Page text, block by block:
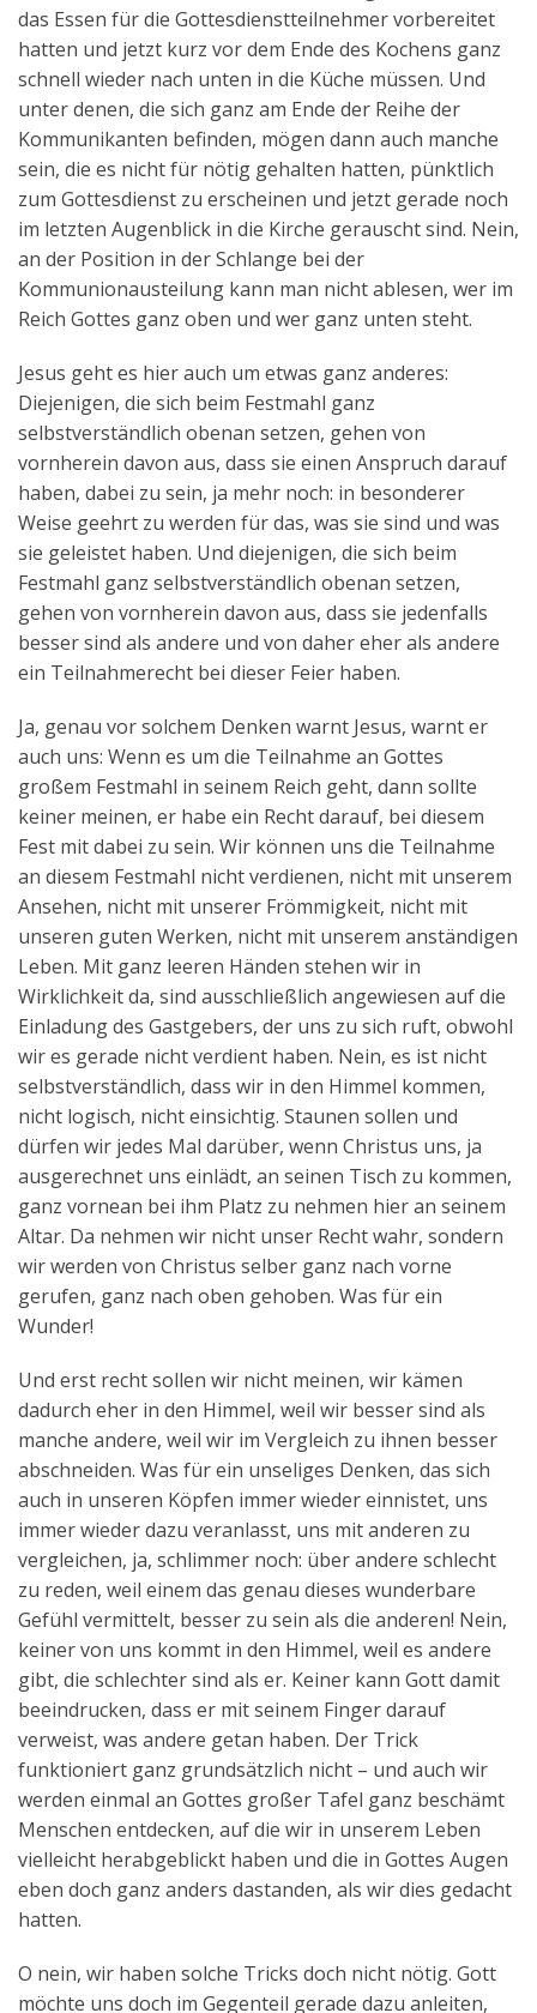
das Essen für die Gottesdienstteilnehmer vorbereitet
hatten und jetzt kurz vor dem Ende des Kochens ganz
schnell wieder nach unten in die Küche müssen. Und
unter denen, die sich ganz am Ende der Reihe der
Kommunikanten befinden, mögen dann auch manche
sein, die es nicht für nötig gehalten hatten, pünktlich
zum Gottesdienst zu erscheinen und jetzt gerade noch
im letzten Augenblick in die Kirche gerauscht sind. Nein,
an der Position in der Schlange bei der
Kommunionausteilung kann man nicht ablesen, wer im
Reich Gottes ganz oben und wer ganz unten steht.
Jesus geht es hier auch um etwas ganz anderes:
Diejenigen, die sich beim Festmahl ganz
selbstverständlich obenan setzen, gehen von
vornherein davon aus, dass sie einen Anspruch darauf
haben, dabei zu sein, ja mehr noch: in besonderer
Weise geehrt zu werden für das, was sie sind und was
sie geleistet haben. Und diejenigen, die sich beim
Festmahl ganz selbstverständlich obenan setzen,
gehen von vornherein davon aus, dass sie jedenfalls
besser sind als andere und von daher eher als andere
ein Teilnahmerecht bei dieser Feier haben.
Ja, genau vor solchem Denken warnt Jesus, warnt er
auch uns: Wenn es um die Teilnahme an Gottes
großem Festmahl in seinem Reich geht, dann sollte
keiner meinen, er habe ein Recht darauf, bei diesem
Fest mit dabei zu sein. Wir können uns die Teilnahme
an diesem Festmahl nicht verdienen, nicht mit unserem
Ansehen, nicht mit unserer Frömmigkeit, nicht mit
unseren guten Werken, nicht mit unserem anständigen
Leben. Mit ganz leeren Händen stehen wir in
Wirklichkeit da, sind ausschließlich angewiesen auf die
Einladung des Gastgebers, der uns zu sich ruft, obwohl
wir es gerade nicht verdient haben. Nein, es ist nicht
selbstverständlich, dass wir in den Himmel kommen,
nicht logisch, nicht einsichtig. Staunen sollen und
dürfen wir jedes Mal darüber, wenn Christus uns, ja
ausgerechnet uns einlädt, an seinen Tisch zu kommen,
ganz vornean bei ihm Platz zu nehmen hier an seinem
Altar. Da nehmen wir nicht unser Recht wahr, sondern
wir werden von Christus selber ganz nach vorne
gerufen, ganz nach oben gehoben. Was für ein
Wunder!
Und erst recht sollen wir nicht meinen, wir kämen
dadurch eher in den Himmel, weil wir besser sind als
manche andere, weil wir im Vergleich zu ihnen besser
abschneiden. Was für ein unseliges Denken, das sich
auch in unseren Köpfen immer wieder einnistet, uns
immer wieder dazu veranlasst, uns mit anderen zu
vergleichen, ja, schlimmer noch: über andere schlecht
zu reden, weil einem das genau dieses wunderbare
Gefühl vermittelt, besser zu sein als die anderen! Nein,
keiner von uns kommt in den Himmel, weil es andere
gibt, die schlechter sind als er. Keiner kann Gott damit
beeindrucken, dass er mit seinem Finger darauf
verweist, was andere getan haben. Der Trick
funktioniert ganz grundsätzlich nicht – und auch wir
werden einmal an Gottes großer Tafel ganz beschämt
Menschen entdecken, auf die wir in unserem Leben
vielleicht herabgeblickt haben und die in Gottes Augen
eben doch ganz anders dastanden, als wir dies gedacht
hatten.
O nein, wir haben solche Tricks doch nicht nötig. Gott
möchte uns doch im Gegenteil gerade dazu anleiten,